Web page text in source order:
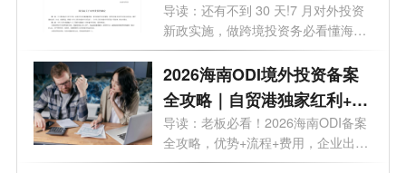
老板都把 ODI备案落在海
南？
导读：还有不到 30 天!7 月对外投资
新政实施，做跨境投资务必看懂海南
政策...
2026海南ODI境外投资备案
全攻略｜自贸港独家红利+流
程+费用+靠谱机构
导读：老板必看！2026海南ODI备案
全攻略，优势+流程+费用，企业出海
看这一篇...